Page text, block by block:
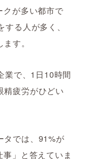
が多い都市で
る人が多く、
す。
業で、1日10時間
精疲労がひどい
タでは、91%が
事」と答えていま